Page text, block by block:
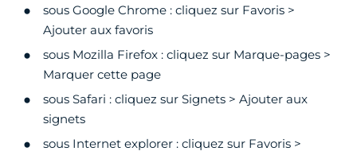
sous Google Chrome : cliquez sur Favoris >
Ajouter aux favoris
sous Mozilla Firefox : cliquez sur Marque-pages >
Marquer cette page
sous Safari : cliquez sur Signets > Ajouter aux
signets
sous Internet explorer : cliquez sur Favoris >